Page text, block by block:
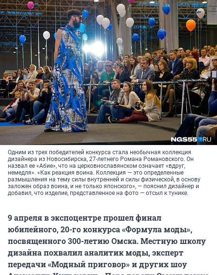
Одним из трех победителей конкурса стала необычная коллекция
дизайнера из Новосибирска, 27-летнего Романа Романовского. Он
назвал ее «Абие», что на церковнославянском означает «вдруг,
немедля». «Как реакция воина. Коллекция — это определенные
размышления на тему силы внутренней и силы физической, в основу
заложен образ воина, и не только японского», — пояснил дизайнер и
добавил, что изделие, представленное на фото — отсыл к тунике.
9 апреля в экспоцентре прошел финал
юбилейного, 20-го конкурса «Формула моды»,
посвященного 300-летию Омска. Местную школу
дизайна похвалил аналитик моды, эксперт
передачи «Модный приговор» и других шоу